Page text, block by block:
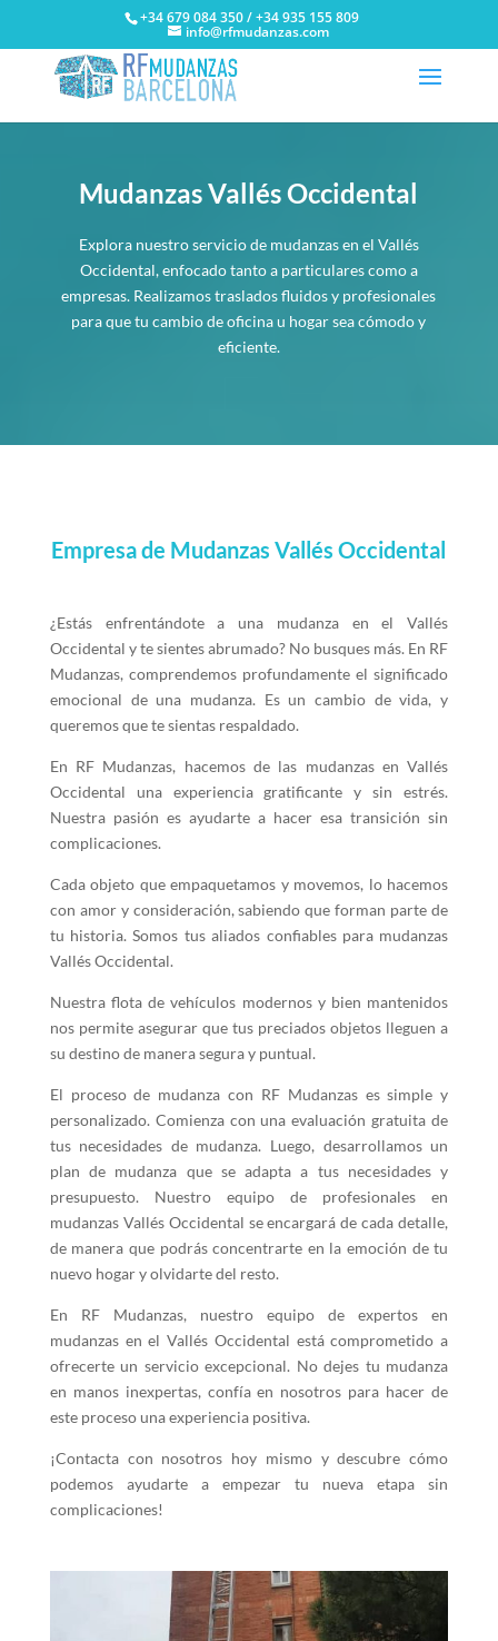
+34 679 084 350 / +34 935 155 809
info@rfmudanzas.com
Mudanzas Vallés Occidental
Explora nuestro servicio de mudanzas en el Vallés
Occidental, enfocado tanto a particulares como a
empresas. Realizamos traslados fluidos y profesionales
para que tu cambio de oficina u hogar sea cómodo y
eficiente.
Empresa de Mudanzas Vallés Occidental
¿Estás enfrentándote a una mudanza en el Vallés
Occidental y te sientes abrumado? No busques más. En RF
Mudanzas, comprendemos profundamente el significado
emocional de una mudanza. Es un cambio de vida, y
queremos que te sientas respaldado.
En RF Mudanzas, hacemos de las mudanzas en Vallés
Occidental una experiencia gratificante y sin estrés.
Nuestra pasión es ayudarte a hacer esa transición sin
complicaciones.
Cada objeto que empaquetamos y movemos, lo hacemos
con amor y consideración, sabiendo que forman parte de
tu historia. Somos tus aliados confiables para mudanzas
Vallés Occidental.
Nuestra flota de vehículos modernos y bien mantenidos
nos permite asegurar que tus preciados objetos lleguen a
su destino de manera segura y puntual.
El proceso de mudanza con RF Mudanzas es simple y
personalizado. Comienza con una evaluación gratuita de
tus necesidades de mudanza. Luego, desarrollamos un
plan de mudanza que se adapta a tus necesidades y
presupuesto. Nuestro equipo de profesionales en
mudanzas Vallés Occidental se encargará de cada detalle,
de manera que podrás concentrarte en la emoción de tu
nuevo hogar y olvidarte del resto.
En RF Mudanzas, nuestro equipo de expertos en
mudanzas en el Vallés Occidental está comprometido a
ofrecerte un servicio excepcional. No dejes tu mudanza
en manos inexpertas, confía en nosotros para hacer de
este proceso una experiencia positiva.
¡Contacta con nosotros hoy mismo y descubre cómo
podemos ayudarte a empezar tu nueva etapa sin
complicaciones!